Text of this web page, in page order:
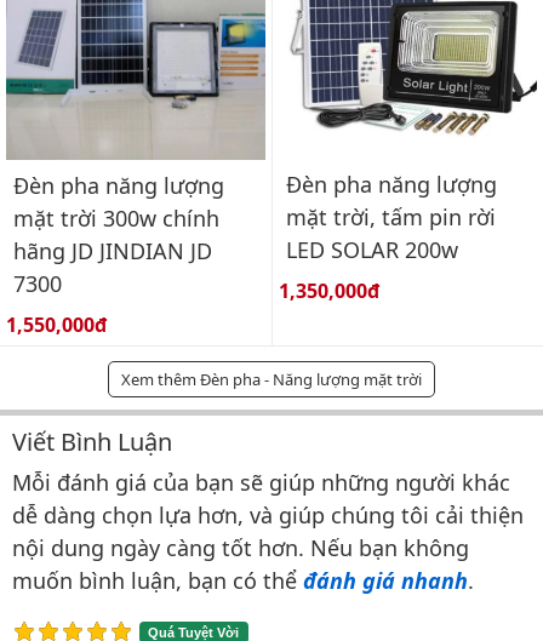
Đèn pha năng lượng
mặt trời 300w chính
hãng JD JINDIAN JD
7300
Giá bán:
1,550,000đ
Đèn pha năng lượng
mặt trời, tấm pin rời
LED SOLAR 200w
Giá bán:
1,350,000đ
Xem thêm Đèn pha - Năng lượng mặt trời
Bình luận & Đánh giá
Viết Bình Luận
Mỗi đánh giá của bạn sẽ giúp những người khác
dễ dàng chọn lựa hơn, và giúp chúng tôi cải thiện
nội dung ngày càng tốt hơn. Nếu bạn không
muốn bình luận, bạn có thể đánh giá nhanh.
Quá Tuyệt Vời